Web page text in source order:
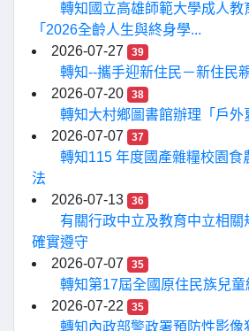
轉知國立高雄師範大學成人教
「2026全齡人生與終身學...
2026-07-27
39
轉知--攜手迎新住民－新住民
2026-07-20
38
轉知大村鄉圖書館辦理「戶外
2026-07-07
37
轉知115 年度國產雜糧校園食
法
2026-07-13
36
有關行政中立及教育中立相關
確實遵守
2026-07-07
35
轉知第17屆全國原住民族兒
2026-07-22
35
轉知內政部警政署預防性影像